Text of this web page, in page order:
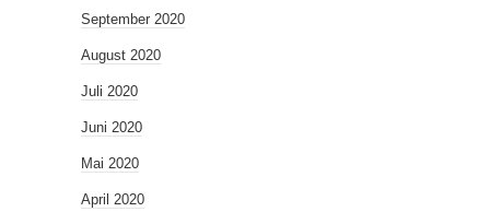
September 2020
August 2020
Juli 2020
Juni 2020
Mai 2020
April 2020